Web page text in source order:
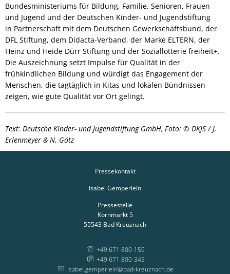
Bundesministeriums für Bildung, Familie, Senioren, Frauen
und Jugend und der Deutschen Kinder- und Jugendstiftung
in Partnerschaft mit dem Deutschen Gewerkschaftsbund, der
DFL Stiftung, dem Didacta-Verband, der Marke ELTERN, der
Heinz und Heide Dürr Stiftung und der Soziallotterie freiheit+.
Die Auszeichnung setzt Impulse für Qualität in der
frühkindlichen Bildung und würdigt das Engagement der
Menschen, die tagtäglich in Kitas und lokalen Bündnissen
zeigen, wie gute Qualität vor Ort gelingt.
Text: Deutsche Kinder- und Jugendstiftung GmbH, Foto: © DKJS / J.
Erlenmeyer & N. Götz
Pressekontakt
Isabel Gemperlein
Pressestelle
Kornmarkt 5
55543 Bad Kreuznach
+49 671 800-159
+49 671 800-345
isabel.gemperlein@bad-kreuznach.de